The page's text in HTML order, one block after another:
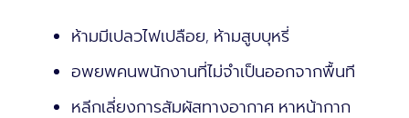
ห้ามมีเปลวไฟเปลือย, ห้ามสูบบุหรี่
อพยพคนพนักงานที่ไม่จำเป็นออกจากพื้นที
หลีกเลี่ยงการสัมผัสทางอากาศ หาหน้ากาก